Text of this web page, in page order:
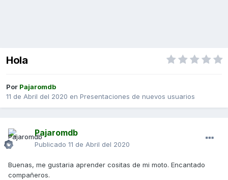
Hola
Por Pajaromdb
11 de Abril del 2020 en Presentaciones de nuevos usuarios
Pajaromdb
Publicado 11 de Abril del 2020
Buenas, me gustaria aprender cositas de mi moto. Encantado
compañeros.